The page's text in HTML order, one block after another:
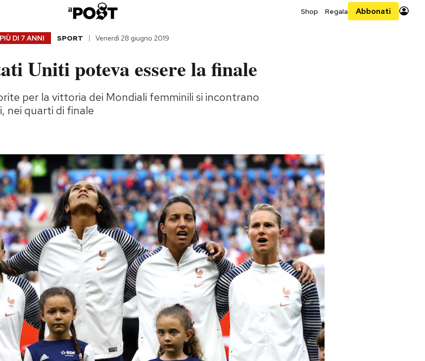
Shop Regala Abbonati
DI 7 ANNI SPORT Venerdì 28 giugno 2019
Uniti poteva essere la finale
per la vittoria dei Mondiali femminili si incontrano
nei quarti di finale